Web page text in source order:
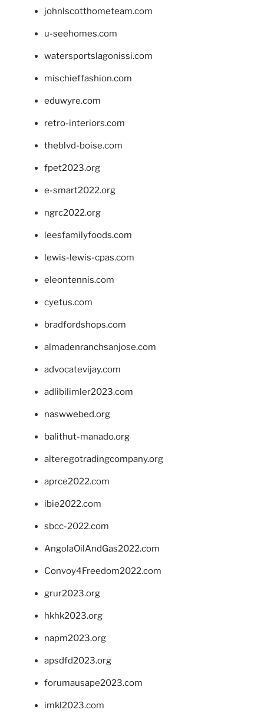
johnlscotthometeam.com
u-seehomes.com
watersportslagonissi.com
mischieffashion.com
eduwyre.com
retro-interiors.com
theblvd-boise.com
fpet2023.org
e-smart2022.org
ngrc2022.org
leesfamilyfoods.com
lewis-lewis-cpas.com
eleontennis.com
cyetus.com
bradfordshops.com
almadenranchsanjose.com
advocatevijay.com
adlibilimler2023.com
naswwebed.org
balithut-manado.org
alteregotradingcompany.org
aprce2022.com
ibie2022.com
sbcc-2022.com
AngolaOilAndGas2022.com
Convoy4Freedom2022.com
grur2023.org
hkhk2023.org
napm2023.org
apsdfd2023.org
forumausape2023.com
imkl2023.com